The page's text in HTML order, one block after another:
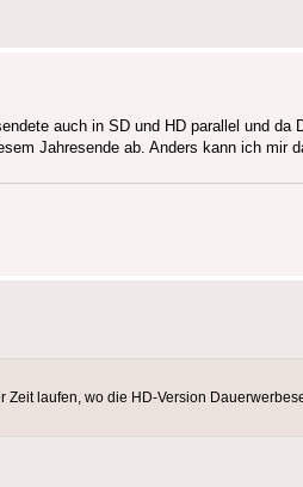
auch in SD und HD parallel und da
Jahresende ab. Anders kann ich mir
laufen, wo die HD-Version